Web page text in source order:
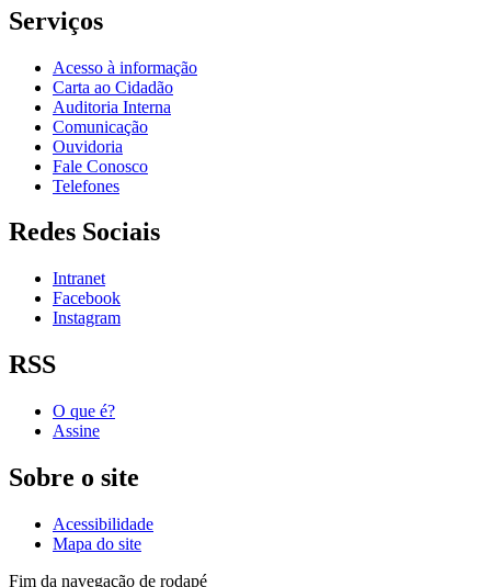
Serviços
Acesso à informação
Carta ao Cidadão
Auditoria Interna
Comunicação
Ouvidoria
Fale Conosco
Telefones
Redes Sociais
Intranet
Facebook
Instagram
RSS
O que é?
Assine
Sobre o site
Acessibilidade
Mapa do site
Fim da navegação de rodapé